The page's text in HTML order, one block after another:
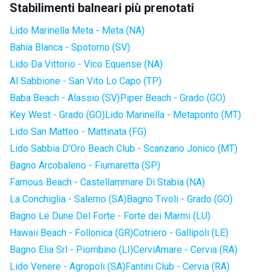
Stabilimenti balneari più prenotati
Lido Marinella Meta - Meta (NA)
Bahia Blanca - Spotorno (SV)
Lido Da Vittorio - Vico Equense (NA)
Al Sabbione - San Vito Lo Capo (TP)
Baba Beach - Alassio (SV)Piper Beach - Grado (GO)
Key West - Grado (GO)Lido Marinella - Metaponto (MT)
Lido San Matteo - Mattinata (FG)
Lido Sabbia D'Oro Beach Club - Scanzano Jonico (MT)
Bagno Arcobaleno - Fiumaretta (SP)
Famous Beach - Castellammare Di Stabia (NA)
La Conchiglia - Salerno (SA)Bagno Tivoli - Grado (GO)
Bagno Le Dune Del Forte - Forte dei Marmi (LU)
Hawaii Beach - Follonica (GR)Cotriero - Gallipoli (LE)
Bagno Elia Srl - Piombino (LI)CerviAmare - Cervia (RA)
Lido Venere - Agropoli (SA)Fantini Club - Cervia (RA)